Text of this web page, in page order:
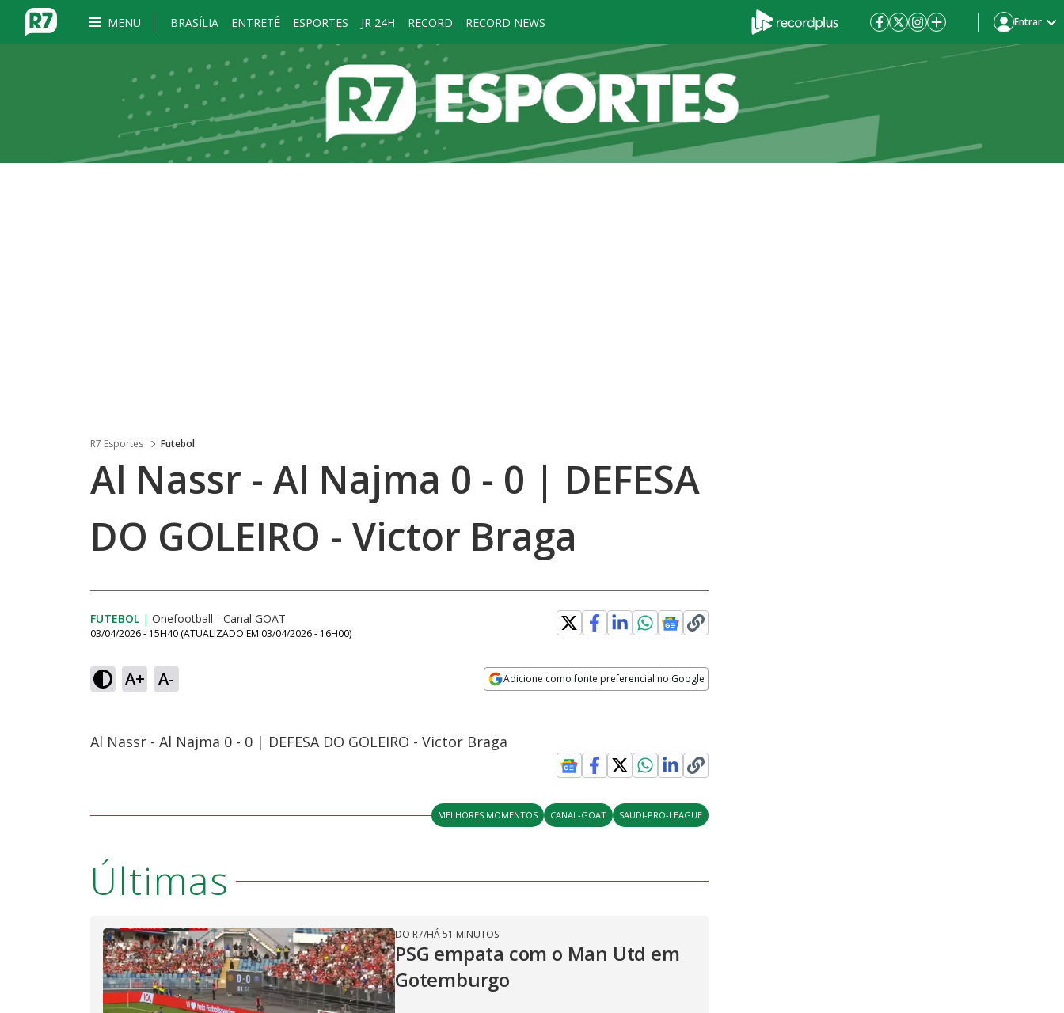
MENU BRASÍLIA ENTRETÊ ESPORTES JR 24H RECORD RECORD NEWS Entrar
R7 Esportes Futebol
Al Nassr - Al Najma 0 - 0 | DEFESA
DO GOLEIRO - Victor Braga
FUTEBOL | Onefootball - Canal GOAT
03/04/2026 - 15H40 (ATUALIZADO EM 03/04/2026 - 16H00)
A+ A- Adicione como fonte preferencial no Google
Al Nassr - Al Najma 0 - 0 | DEFESA DO GOLEIRO - Victor Braga
MELHORES MOMENTOS CANAL-GOAT SAUDI-PRO-LEAGUE
Últimas
DO R7/HÁ 51 MINUTOS
PSG empata com o Man Utd em
Gotemburgo